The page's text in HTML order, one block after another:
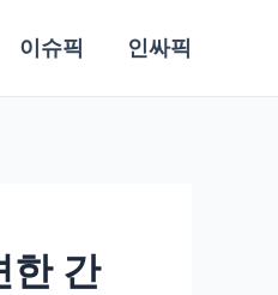
이슈픽 인싸픽
한 간